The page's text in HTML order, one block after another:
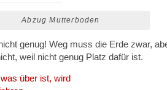
Abzug Mutterboden
genug! Weg muss die Erde zwar,
weil nicht genug Platz dafür ist.